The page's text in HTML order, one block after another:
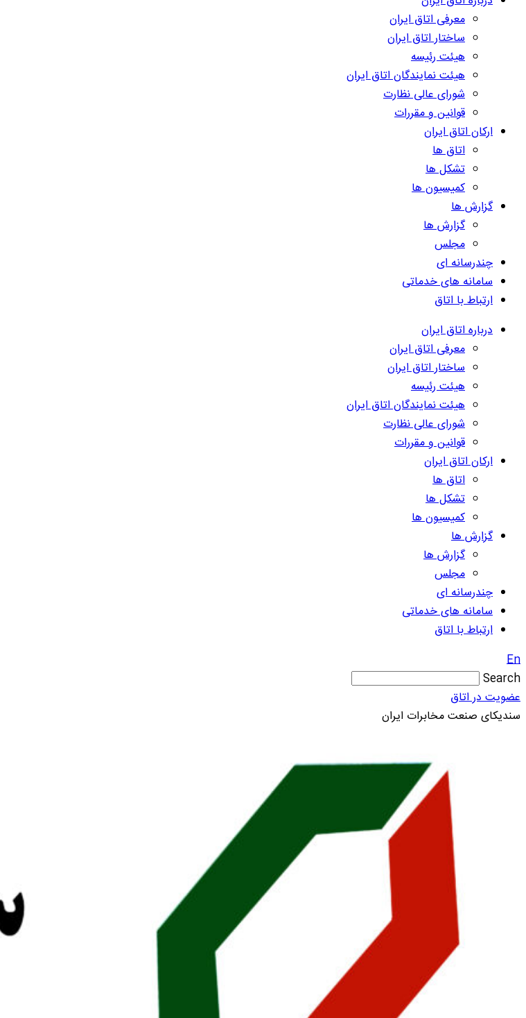
معرفی اتاق ایران
ساختار اتاق ایران
هیئت رئیسه
هیئت نمایندگان اتاق ایران
شورای عالی نظارت
قوانین و مقررات
ارکان اتاق ایران
اتاق ها
تشکل ها
کمیسیون ها
گزارش ها
گزارش ها
مجلس
چندرسانه ای
سامانه های خدماتی
ارتباط با اتاق
درباره اتاق ایران
معرفی اتاق ایران
ساختار اتاق ایران
هیئت رئیسه
هیئت نمایندگان اتاق ایران
شورای عالی نظارت
قوانین و مقررات
ارکان اتاق ایران
اتاق ها
تشکل ها
کمیسیون ها
گزارش ها
گزارش ها
مجلس
چندرسانه ای
سامانه های خدماتی
ارتباط با اتاق
En
Search
عضویت در اتاق
سندیکای صنعت مخابرات ایران